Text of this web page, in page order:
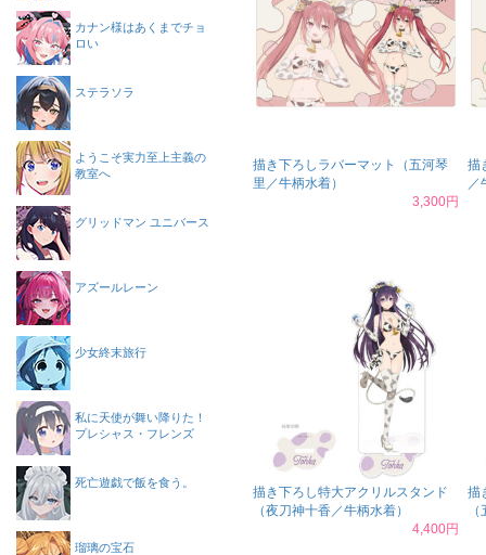
描き下ろしラバーマット（五河琴
里／牛柄水着）
3,300円
描
／
描き下ろし特大アクリルスタンド
（夜刀神十香／牛柄水着）
4,400円
描
カナン様はあくまでチョ
ロい
ステラソラ
ようこそ実力至上主義の
教室へ
グリッドマン ユニバース
アズールレーン
少女終末旅行
私に天使が舞い降りた！
プレシャス・フレンズ
死亡遊戯で飯を食う。
瑠璃の宝石